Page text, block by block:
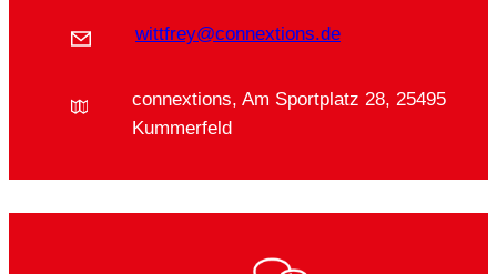
wittfrey@connextions.de
connextions, Am Sportplatz 28, 25495
Kummerfeld